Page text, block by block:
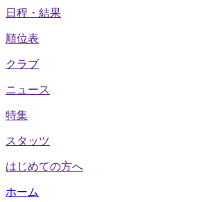
日程・結果
順位表
クラブ
ニュース
特集
スタッツ
はじめての方へ
ホーム